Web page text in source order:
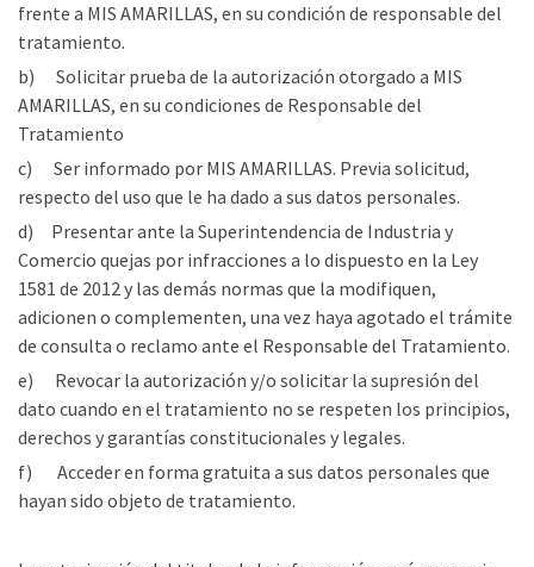
frente a MIS AMARILLAS, en su condición de responsable del
tratamiento.
b) Solicitar prueba de la autorización otorgado a MIS
AMARILLAS, en su condiciones de Responsable del
Tratamiento
c) Ser informado por MIS AMARILLAS. Previa solicitud,
respecto del uso que le ha dado a sus datos personales.
d) Presentar ante la Superintendencia de Industria y
Comercio quejas por infracciones a lo dispuesto en la Ley
1581 de 2012 y las demás normas que la modifiquen,
adicionen o complementen, una vez haya agotado el trámite
de consulta o reclamo ante el Responsable del Tratamiento.
e) Revocar la autorización y/o solicitar la supresión del
dato cuando en el tratamiento no se respeten los principios,
derechos y garantías constitucionales y legales.
f) Acceder en forma gratuita a sus datos personales que
hayan sido objeto de tratamiento.